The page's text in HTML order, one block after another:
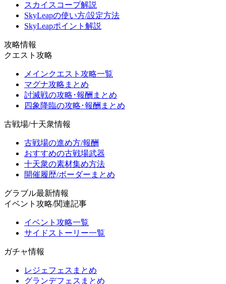
スカイスコープ解説
SkyLeapの使い方/設定方法
SkyLeapポイント解説
攻略情報
クエスト攻略
メインクエスト攻略一覧
マグナ攻略まとめ
討滅戦の攻略･報酬まとめ
四象降臨の攻略･報酬まとめ
古戦場/十天衆情報
古戦場の進め方/報酬
おすすめの古戦場武器
十天衆の素材集め方法
開催履歴/ボーダーまとめ
グラブル最新情報
イベント攻略/関連記事
イベント攻略一覧
サイドストーリー一覧
ガチャ情報
レジェフェスまとめ
グランデフェスまとめ